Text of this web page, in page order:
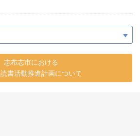
志布志市における
書活動推進計画について